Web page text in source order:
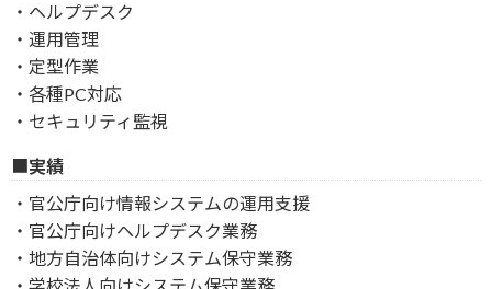
・ヘルプデスク
・運用管理
・定型作業
・各種PC対応
・セキュリティ監視
実績
・官公庁向け情報システムの運用支援
・官公庁向けヘルプデスク業務
・地方自治体向けシステム保守業務